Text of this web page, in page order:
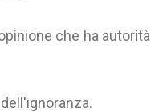
che ha autorità